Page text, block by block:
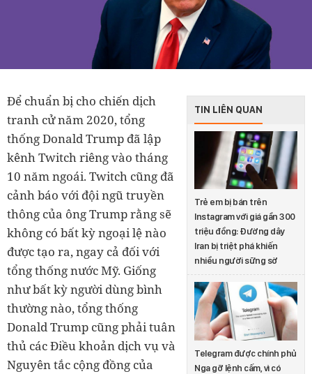
TIN LIÊN QUAN
Trẻ em bị bán trên
Instagram với giá gần 300
triệu đồng: Đường dây
Iran bị triệt phá khiến
nhiều người sững sờ
Telegram được chính phủ
Nga gỡ lệnh cấm, vì có
Để chuẩn bị cho chiến dịch
tranh cử năm 2020, tổng
thống Donald Trump đã lập
kênh Twitch riêng vào tháng
10 năm ngoái. Twitch cũng đã
cảnh báo với đội ngũ truyền
thông của ông Trump rằng sẽ
không có bất kỳ ngoại lệ nào
được tạo ra, ngay cả đối với
tổng thống nước Mỹ. Giống
như bất kỳ người dùng bình
thường nào, tổng thống
Donald Trump cũng phải tuân
thủ các Điều khoản dịch vụ và
Nguyên tắc cộng đồng của